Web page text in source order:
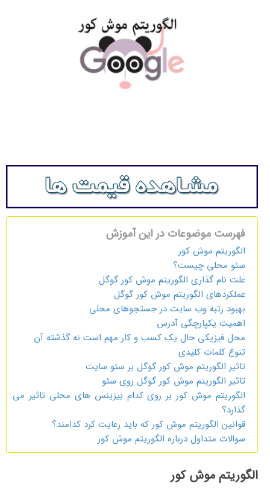
فهرست موضوعات در این آموزش
الگوریتم موش کور
سئو محلی چیست؟
علت نام گذاری الگوریتم موش کور گوگل
عملکردهای الگوریتم موش کور گوگل
بهبود رتبه وب سایت در جستجوهای محلی
اهمیت یکپارچگی آدرس
محل فیزیکی حال یک کسب و کار مهم است نه گذشته آن
تنوع کلمات کلیدی
تاثیر الگوریتم موش کور گوگل بر سئو سایت
تاثیر الگوریتم موش کور گوگل روی سئو
الگوریتم موش کور بر روی کدام بیزینس های محلی تاثیر می
گذارد؟
قوانین الگوریتم موش کور که باید رعایت کرد کدامند؟
سوالات متداول درباره الگوریتم موش کور
الگوریتم موش کور